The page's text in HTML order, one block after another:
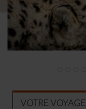
VOTRE VOYAGE